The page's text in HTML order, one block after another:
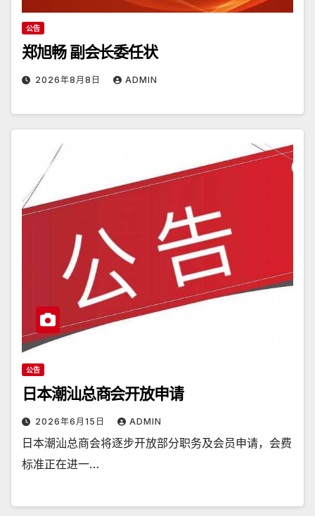
公告
郑旭畅 副会长委任状
2026年8月8日 ADMIN
公告
日本潮汕总商会开放申请
2026年6月15日 ADMIN
日本潮汕总商会将逐步开放部分职务及会员申请，会费
标准正在进一…